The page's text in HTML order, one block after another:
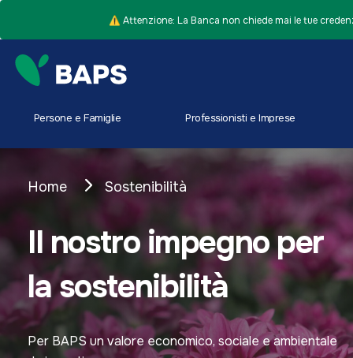
⚠️ Attenzione: La Banca non chiede mai le tue
Persone e Famiglie Professionisti e Imprese
Home Sostenibilità
Il nostro impegno per
la sostenibilità
Per BAPS un valore economico, sociale e ambientale